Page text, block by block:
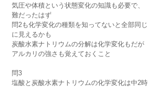
気圧や体積という状態変化の知識も必要で、
難だったはず
問2も化学変化の種類を知ってないと全部同じ
に見えるかも
炭酸水素ナトリウムの分解は化学変化もだが
アルカリの強さも覚えておくこと
問3
塩酸と炭酸水素ナトリウムの化学変化は中2時